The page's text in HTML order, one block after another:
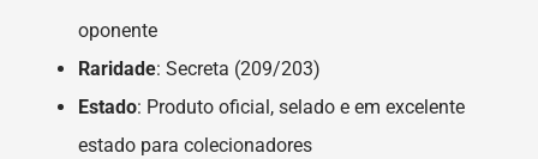
oponente
Raridade: Secreta (209/203)
Estado: Produto oficial, selado e em excelente
estado para colecionadores